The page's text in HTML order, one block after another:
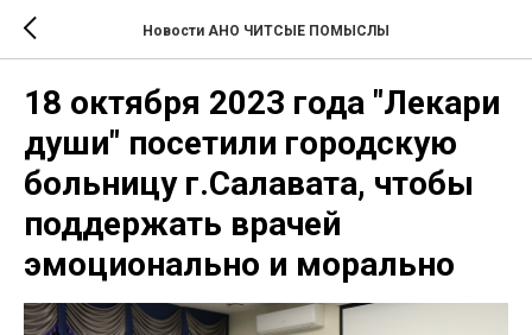
Новости АНО ЧИТСЫЕ ПОМЫСЛЫ
18 октября 2023 года "Лекари
души" посетили городскую
больницу г.Салавата, чтобы
поддержать врачей
эмоционально и морально